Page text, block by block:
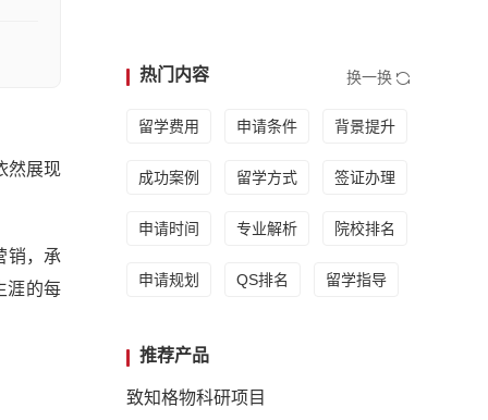
然展现
销，承
涯的每
热门内容 换一换
留学费用 申请条件 背景提升
成功案例 留学方式 签证办理
申请时间 专业解析 院校排名
申请规划 QS排名 留学指导
推荐产品
致知格物科研项目